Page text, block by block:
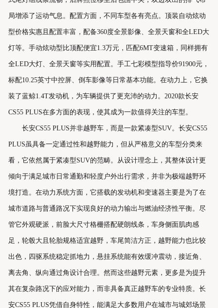
局增添了运动气息。配置方面，不同车型各有亮点。顶装自动炫动
型价格实惠且配置丰富，配备360度全景影像、全景天窗和全LED大
灯等。手动炫动型比顶配便宜1.3万元，匹配6MT变速箱，同样拥有
全LED大灯、全景天窗等实用配置。手工七彩模型指导价91900元，
标配10.25英寸中控屏、倒车影像等日常基本功能。在动力上，它换
装了蓝鲸1.4T发动机，为车辆提供了更充沛的动力。2020款长安
CS55 PLUS在多方面的表现，使其成为一款值得关注的车型。
长安CS55 PLUS并非越野车，而是一款紧凑型SUV。长安CS55
PLUS虽具备一定通过性和越野能力，但从严格意义的车型分类来
看，它依然属于紧凑型SUV的范畴。从设计理念上，其整体设计更
倾向于满足城市日常通勤和轻度户外出行需求，并非为极端越野环
境打造。在动力系统方面，它搭载的发动机和变速器主要是为了在
城市道路与普通路况下实现良好的动力输出与燃油经济性平衡。尽
管它外观硬派，前脸大尺寸格栅搭配硬朗线条，车身侧面肌肉感
足，轮毂大且轮胎规格适宜越野，车尾简洁方正，越野能力也比较
出色，四驱系统稳定抓地力，悬挂系统能有效缓冲震动，接近角、
离去角、纵向通过角设计合理。然而这些越野元素，更多是为提升
其在复杂路况下的应对能力，而非具备真正越野车的专业特质。长
安CS55 PLUS凭借自身特性，能满足大多数用户在城市与城郊场景